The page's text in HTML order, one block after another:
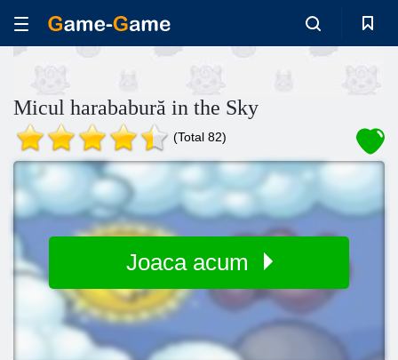
Micul harababură in the Sky
(Total 82)
Joaca acum